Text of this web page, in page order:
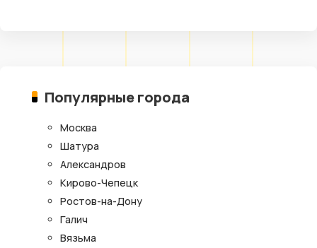
Популярные города
Москва
Шатура
Александров
Кирово-Чепецк
Ростов-на-Дону
Галич
Вязьма